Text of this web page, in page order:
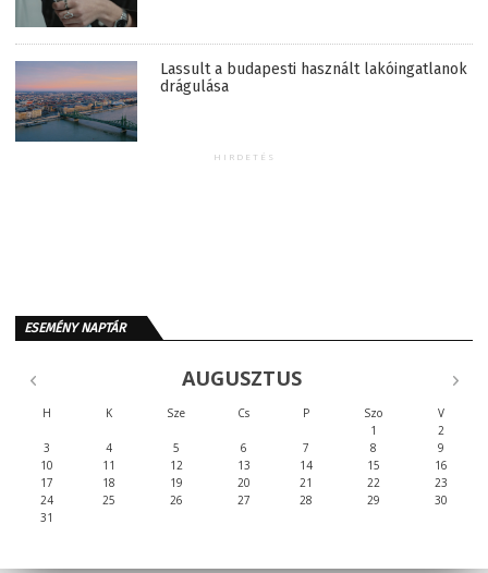
Lassult a budapesti használt lakóingatlanok
drágulása
HIRDETÉS
ESEMÉNY NAPTÁR
AUGUSZTUS
H K Sze Cs P Szo
V
1
2
3
4 5 6 7 8
9
10
11 12 13 14 15
16
17
18 19 20 21 22
23
24
25 26 27 28 29
30
31